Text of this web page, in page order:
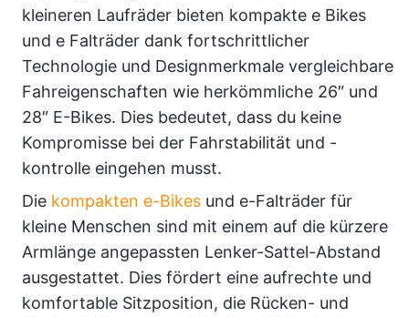
kleineren Laufräder bieten kompakte e Bikes
und e Falträder dank fortschrittlicher
Technologie und Designmerkmale vergleichbare
Fahreigenschaften wie herkömmliche 26″ und
28″ E-Bikes. Dies bedeutet, dass du keine
Kompromisse bei der Fahrstabilität und -
kontrolle eingehen musst.
Die kompakten e-Bikes und e-Falträder für
kleine Menschen sind mit einem auf die kürzere
Armlänge angepassten Lenker-Sattel-Abstand
ausgestattet. Dies fördert eine aufrechte und
komfortable Sitzposition, die Rücken- und